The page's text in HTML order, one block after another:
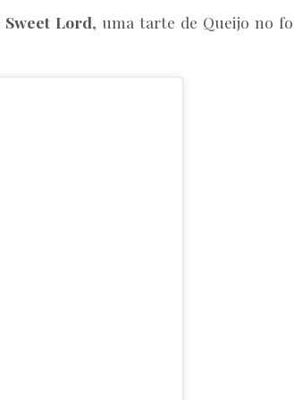
Sweet Lord, uma tarte de Queijo no